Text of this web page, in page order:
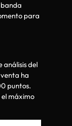
para
análisis del
ha
puntos.
el máximo